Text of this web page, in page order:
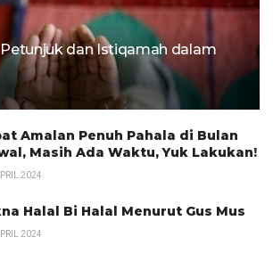
dan Istiqamah dalam
Amalan Penuh Pahala di Bulan
Masih Ada Waktu, Yuk Lakukan!
2024
Halal Bi Halal Menurut Gus Mus
2024